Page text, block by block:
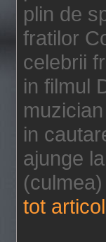
plin de
fratilor
celebrii
in filmul
in
ajunge
tot